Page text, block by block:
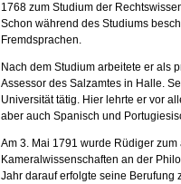
1768 zum Studium der
Schon während des Studiums
Fremdsprachen.
Nach dem Studium arbeitete er als
Assessor des Salzamtes in Halle.
Universität tätig. Hier lehrte er vor
aber auch Spanisch und
Am 3. Mai 1791 wurde Rüdiger
Kameralwissenschaften an der
Jahr darauf erfolgte seine Berufung